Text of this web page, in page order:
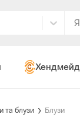
Хендмейд
та блузи Блузи